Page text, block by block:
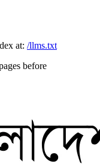
at: /llms.txt
before